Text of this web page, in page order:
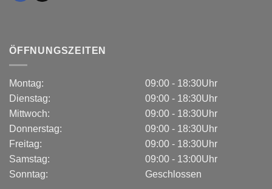
ÖFFNUNGSZEITEN
Montag:
Dienstag:
Mittwoch:
Donnerstag:
Freitag:
Samstag:
Sonntag:
09:00 - 18:30Uhr
09:00 - 18:30Uhr
09:00 - 18:30Uhr
09:00 - 18:30Uhr
09:00 - 18:30Uhr
09:00 - 13:00Uhr
Geschlossen